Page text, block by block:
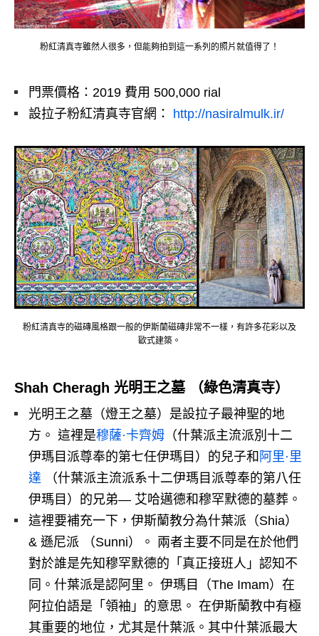
粉紅清真寺雖然人很多，但能夠拍到這一系列的照片就值得了！
門票價格：2019 費用 500,000 rial
設拉子粉紅清真寺官網： http://nasiralmulk.ir/
粉紅清真寺的磁磚風格跟一般的伊斯蘭磁磚非常不一樣，有許多花彩以及
歐式建築。
Shah Cheragh 光明王之墓 （綠色清真寺）
光明王之墓（燈王之墓）是設拉子最神聖的地
方。 這裡是穆薩·卡齊姆 （什葉派主流派別十二
伊瑪目派尊奉的第七任伊瑪目）的兒子和 阿里·里
達 （什葉派主流派系十二伊瑪目派尊奉的第八任
伊瑪目）的兄弟— 艾哈邁德和穆罕默德的墓葬。
這裡要補充一下，伊斯蘭教分為什葉派（Shia）
& 遜尼派 （Sunni）。 兩者主要不同是在於他們
對於誰是先知穆罕默德的「真正接班人」認知不
同。什葉派是認阿里。 伊瑪目（The Imam‎）在
阿拉伯語是「領袖」的意思。 在伊斯蘭教中有極
其重要的地位，尤其是什葉派。其中什葉派最大